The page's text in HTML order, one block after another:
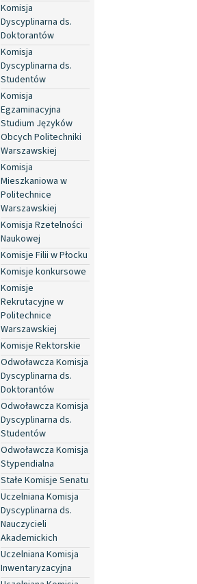
Komisja
Dyscyplinarna ds.
Doktorantów
Komisja
Dyscyplinarna ds.
Studentów
Komisja
Egzaminacyjna
Studium Języków
Obcych Politechniki
Warszawskiej
Komisja
Mieszkaniowa w
Politechnice
Warszawskiej
Komisja Rzetelności
Naukowej
Komisje Filii w Płocku
Komisje konkursowe
Komisje
Rekrutacyjne w
Politechnice
Warszawskiej
Komisje Rektorskie
Odwoławcza Komisja
Dyscyplinarna ds.
Doktorantów
Odwoławcza Komisja
Dyscyplinarna ds.
Studentów
Odwoławcza Komisja
Stypendialna
Stałe Komisje Senatu
Uczelniana Komisja
Dyscyplinarna ds.
Nauczycieli
Akademickich
Uczelniana Komisja
Inwentaryzacyjna